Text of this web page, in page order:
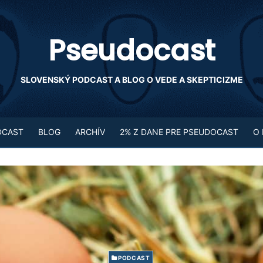
Pseudocast
SLOVENSKÝ PODCAST A BLOG O VEDE A SKEPTICIZME
BLOG ARCHÍV 2% Z DANE PRE PSEUDOCAST O
PODCAST